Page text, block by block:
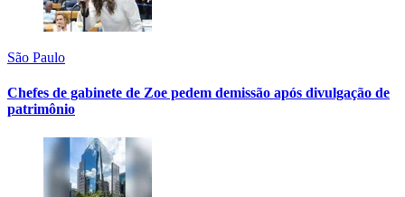
São Paulo
Chefes de gabinete de Zoe pedem demissão após divulgação de
patrimônio